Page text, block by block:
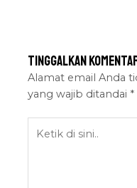
Tinggalkan
Alamat email Anda
yang wajib ditandai *